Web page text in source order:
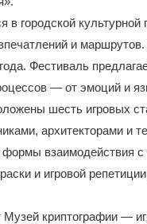
в городской
и
Фестиваль
— от эмоций и
шесть игровых
архитекторами и
взаимодействия
и игровой
криптографии —